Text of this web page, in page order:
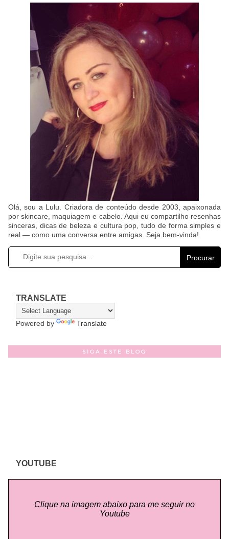
Olá, sou a Lulu. Criadora de conteúdo desde 2003, apaixonada
por skincare, maquiagem e cabelo. Aqui eu compartilho resenhas
sinceras, dicas de beleza e cultura pop, tudo de forma simples e
real — como uma conversa entre amigas. Seja bem-vinda!
Procurar
TRANSLATE
Powered by Translate
SIGA ESTE BLOG
YOUTUBE
Clique na imagem abaixo para me seguir no
Youtube